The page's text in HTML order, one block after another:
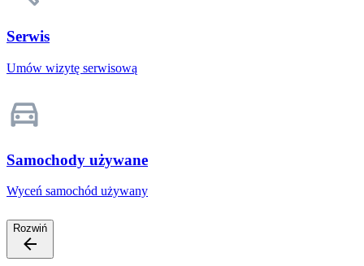
Serwis
Umów wizytę serwisową
Samochody używane
Wyceń samochód używany
Rozwiń